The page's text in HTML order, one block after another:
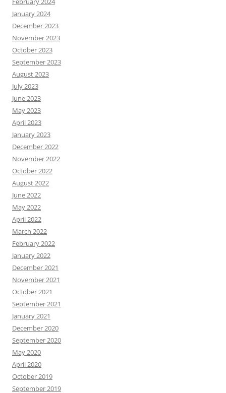
January 2024
December 2023
November 2023
October 2023
September 2023
August 2023
July 2023
June 2023
May 2023
April 2023
January 2023
December 2022
November 2022
October 2022
August 2022
June 2022
May 2022
April 2022
March 2022
February 2022
January 2022
December 2021
November 2021
October 2021
September 2021
January 2021
December 2020
September 2020
May 2020
April 2020
October 2019
September 2019